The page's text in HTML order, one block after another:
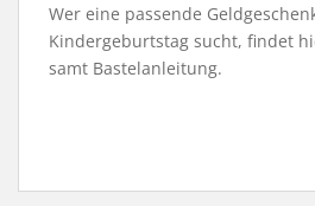
Wer eine passende
Kindergeburtstag sucht, findet
samt Bastelanleitung.